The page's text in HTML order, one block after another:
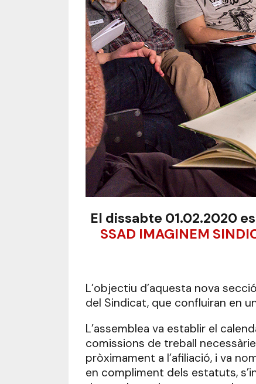
El dissabte 01.02.2020
SSAD IMAGINEM
L’objectiu d’aquesta nova
del Sindicat, que confluiran en
L’assemblea va establir el
comissions de treball
pròximament a l’afiliació, i va
en compliment dels estatuts,